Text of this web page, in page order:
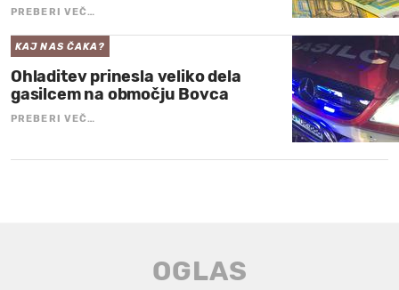
PREBERI VEČ…
KAJ NAS ČAKA?
Ohladitev prinesla veliko dela
gasilcem na območju Bovca
PREBERI VEČ…